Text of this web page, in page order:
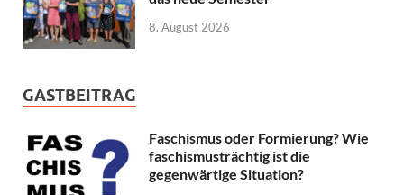
8. August 2026
GASTBEITRAG
Faschismus oder Formierung? Wie
faschismusträchtig ist die
gegenwärtige Situation?